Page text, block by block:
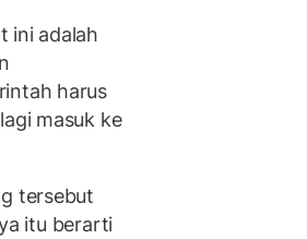
ini adalah
harus
masuk ke
tersebut
itu berarti